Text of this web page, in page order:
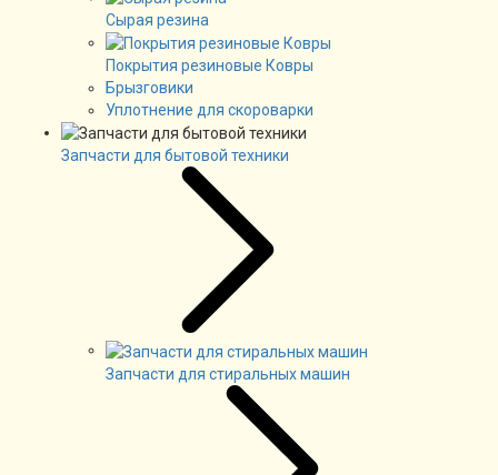
Сырая резина
Покрытия резиновые Ковры
Брызговики
Уплотнение для скороварки
Запчасти для бытовой техники
Запчасти для стиральных машин